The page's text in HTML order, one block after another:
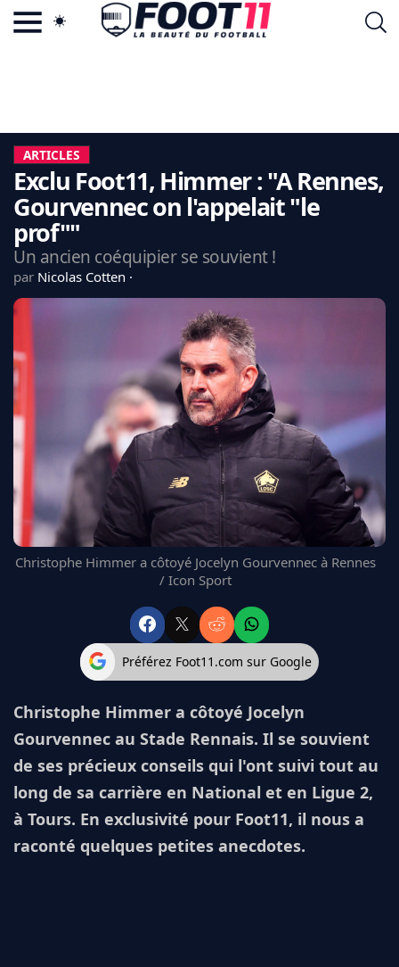
LA CHARTE
VIE PRIVÉE
CGU
CONTACTEZ-NOUS
FC BARCELONE
MANCHESTER UNITED
CHELSEA
BAYERN
L'AVIS DE LA RÉDAC'
ARTICLES
Exclu Foot11, Himmer : "A Rennes,
Gourvennec on l'appelait "le
prof""
Un ancien coéquipier se souvient !
par Nicolas Cotten
Christophe Himmer a côtoyé Jocelyn Gourvennec à Rennes
/ Icon Sport
Préférez Foot11.com sur Google
Christophe Himmer a côtoyé Jocelyn
Gourvennec au Stade Rennais. Il se souvient
de ses précieux conseils qui l'ont suivi tout au
long de sa carrière en National et en Ligue 2,
à Tours. En exclusivité pour Foot11, il nous a
raconté quelques petites anecdotes.